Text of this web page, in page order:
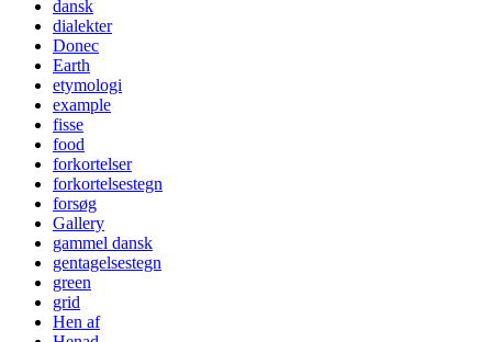
dansk
dialekter
Donec
Earth
etymologi
example
fisse
food
forkortelser
forkortelsestegn
forsøg
Gallery
gammel dansk
gentagelsestegn
green
grid
Hen af